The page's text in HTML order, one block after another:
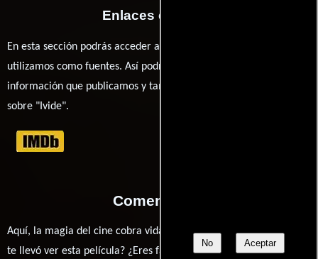
No Aceptar
Enlaces externos
En esta sección podrás acceder a los recursos externos que
utilizamos como fuentes. Así podrás chequear toda la
información que publicamos y también ampliar tu conocimiento
sobre "Ivide".
Comentarios
Aquí, la magia del cine cobra vida a través de tus opiniones. ¿Qué
te llevó ver esta película? ¿Eres fan de Shyamaprasad, Prithviraj